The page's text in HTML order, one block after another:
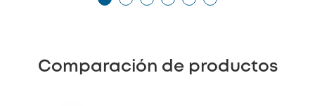
Comparación de productos